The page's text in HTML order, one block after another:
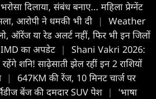
दिलाया, संबंध बनाए... महिला प्रेग्नेंट
आरोपी ने धमकी भी दी
|
Weather
ऑरेंज या रेड अलर्ट नहीं, फिर भी इन जिलों
IMD का अपडेट |
Shani Vakri 2026:
शनि! साढ़ेसाती झेल रहीं इन 2 राशियों
|
647KM की रेंज, 10 मिनट चार्ज पर
बेंज की दमदार SUV पेश |
'भाषा